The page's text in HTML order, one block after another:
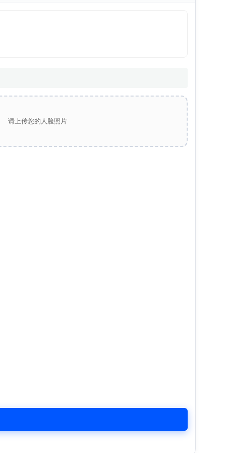
请上传您的人脸照片